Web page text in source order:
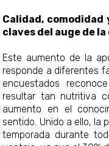
Calidad,
claves del auge de
Este aumento de la
responde a diferentes
encuestados
resultar tan nutritiva
aumento en el
sentido. Unido a ello, la
temporada durante